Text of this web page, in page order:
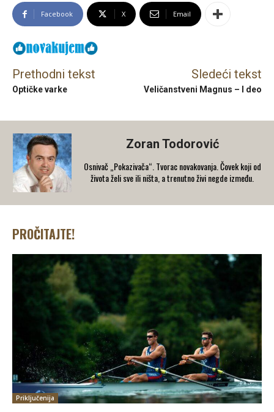
Facebook X Email
Prethodni tekst
Optičke varke
Sledeći tekst
Veličanstveni Magnus – I deo
Zoran Todorović
Osnivač „Pokazivača“. Tvorac novakovanja. Čovek koji od
života želi sve ili ništa, a trenutno živi negde između.
PROČITAJTE!
Priključenija